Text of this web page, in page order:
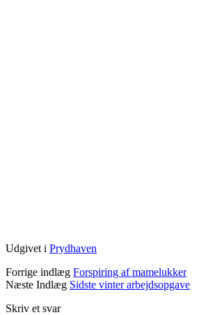
Udgivet i Prydhaven
Forrige indlæg Forspiring af mamelukker
Næste Indlæg Sidste vinter arbejdsopgave
Skriv et svar